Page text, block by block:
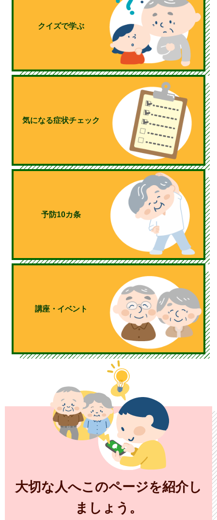
クイズで学ぶ
気になる症状チェック
予防10カ条
講座・イベント
大切な人へこのページを紹介し
ましょう。